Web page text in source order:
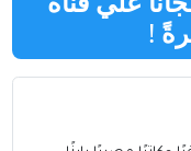
!